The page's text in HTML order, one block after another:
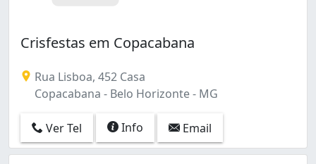
Crisfestas em Copacabana
Rua Lisboa, 452 Casa
Copacabana - Belo Horizonte - MG
Ver Tel Info Email